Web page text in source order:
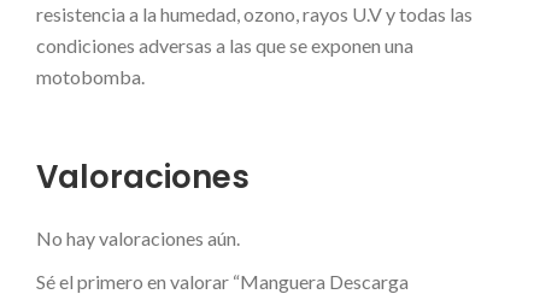
resistencia a la humedad, ozono, rayos U.V y todas las
condiciones adversas a las que se exponen una
motobomba.
Valoraciones
No hay valoraciones aún.
Sé el primero en valorar “Manguera Descarga